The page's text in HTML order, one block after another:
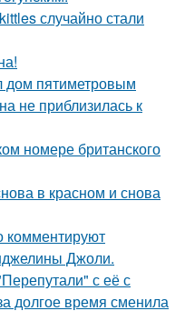
случайно стали
дом пятиметровым
не приблизилась к
номере британского
в красном и снова
комментируют
Джоли.
с её с
долгое время сменила